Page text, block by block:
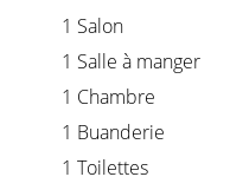
1 Salon
1 Salle à manger
1 Chambre
1 Buanderie
1 Toilettes